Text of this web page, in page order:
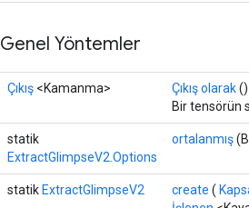
Genel Yöntemler
Çıkış <Kamanma> Çıkış olarak()
Bir tensörün
statik
ExtractGlimpseV2.Options
ortalanmış
statik ExtractGlimpseV2 create (